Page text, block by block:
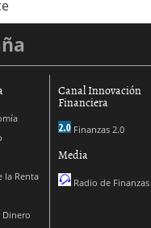
la Renta
Dinero
Canal Innovación
Financiera
Finanzas 2.0
Media
Radio de Finanzas